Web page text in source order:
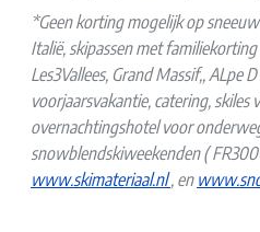
*Geen korting mogelijk op
Italië, skipassen met
Les3Vallees, Grand Massif,, ALpe
voorjaarsvakantie, catering, skiles
overnachtingshotel voor
snowblendskiweekenden (
www.skimateriaal.nl, en